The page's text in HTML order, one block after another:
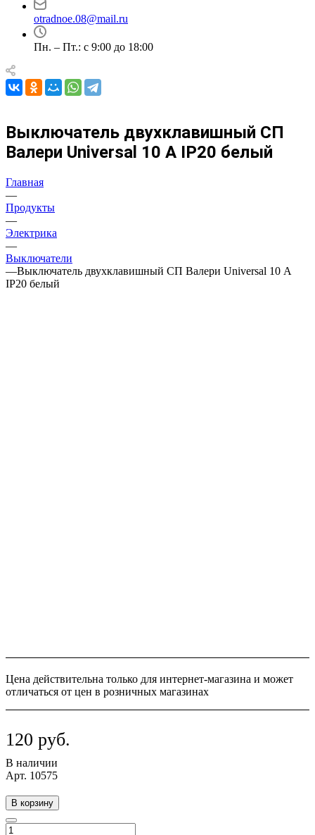
otradnoe.08@mail.ru
Пн. – Пт.: с 9:00 до 18:00
Выключатель двухклавишный СП
Валери Universal 10 А IP20 белый
Главная
—
Продукты
—
Электрика
—
Выключатели
—Выключатель двухклавишный СП Валери Universal 10 А
IP20 белый
Цена действительна только для интернет-магазина и может
отличаться от цен в розничных магазинах
120 руб.
В наличии
Арт. 10575
В корзину